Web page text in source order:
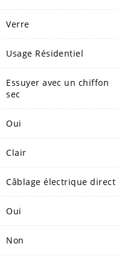
Verre
Usage Résidentiel
Essuyer avec un chiffon
sec
Oui
Clair
Câblage électrique direct
Oui
Non